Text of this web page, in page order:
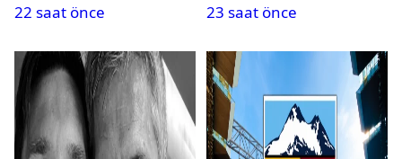
22 saat önce
23 saat önce